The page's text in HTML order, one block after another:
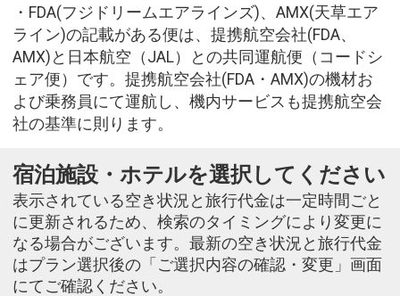
・FDA(フジドリームエアラインズ)、AMX(天草エア
ライン)の記載がある便は、提携航空会社(FDA、
AMX)と日本航空（JAL）との共同運航便（コードシ
ェア便）です。提携航空会社(FDA・AMX)の機材お
よび乗務員にて運航し、機内サービスも提携航空会
社の基準に則ります。
宿泊施設・ホテルを選択してください
表示されている空き状況と旅行代金は一定時間ごと
に更新されるため、検索のタイミングにより変更に
なる場合がございます。最新の空き状況と旅行代金
はプラン選択後の「ご選択内容の確認・変更」画面
にてご確認ください。